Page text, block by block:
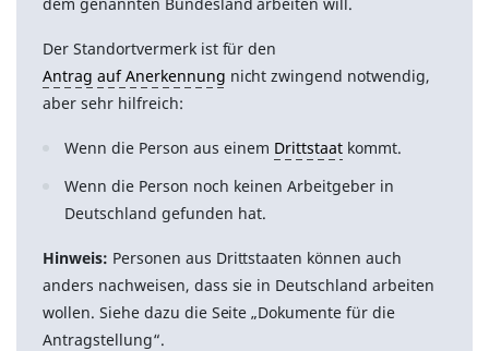
Der Standortvermerk ist für den
Antrag auf Anerkennung nicht zwingend notwendig,
aber sehr hilfreich:
Wenn die Person aus einem Drittstaat kommt.
Wenn die Person noch keinen Arbeitgeber in
Deutschland gefunden hat.
Hinweis: Personen aus Drittstaaten können auch
anders nachweisen, dass sie in Deutschland arbeiten
wollen. Siehe dazu die Seite „Dokumente für die
Antragstellung“.